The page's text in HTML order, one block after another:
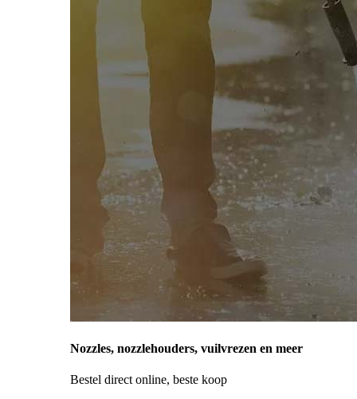
Nozzles, nozzlehouders, vuilvrezen en meer
Bestel direct online, beste koop